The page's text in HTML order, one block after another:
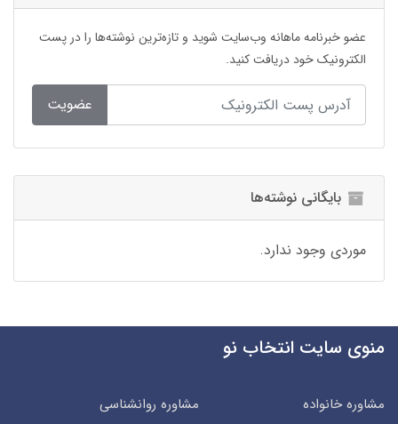
عضو خبرنامه ماهانه وب‌سایت شوید و تازه‌ترین نوشته‌ها را در پست
الکترونیک خود دریافت کنید.
عضویت
بایگانی نوشته‌ها
موردی وجود ندارد.
منوی سایت انتخاب نو
مشاوره خانواده
مشاوره روانشناسی